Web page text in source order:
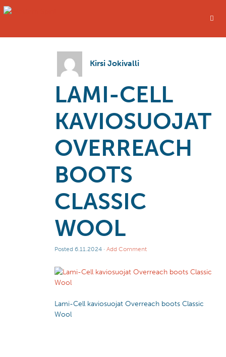
Kirsi Jokivalli
LAMI-CELL
KAVIOSUOJAT
OVERREACH
BOOTS
CLASSIC
WOOL
Posted 6.11.2024 · Add Comment
Lami-Cell kaviosuojat Overreach boots Classic
Wool